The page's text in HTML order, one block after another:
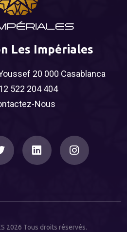
Les Impériales
20 000 Casablanca
522 204 404
Nous
2026 Tous droits réservés.